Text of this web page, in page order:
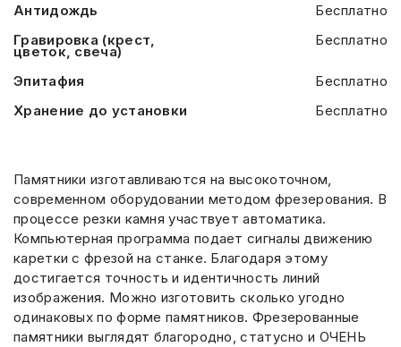
Антидождь
Бесплатно
Гравировка (крест,
цветок, свеча)
Бесплатно
Эпитафия
Бесплатно
Хранение до установки
Бесплатно
Памятники изготавливаются на высокоточном,
современном оборудовании методом фрезерования. В
процессе резки камня участвует автоматика.
Компьютерная программа подает сигналы движению
каретки с фрезой на станке. Благодаря этому
достигается точность и идентичность линий
изображения. Можно изготовить сколько угодно
одинаковых по форме памятников. Фрезерованные
памятники выглядят благородно, статусно и ОЧЕНЬ